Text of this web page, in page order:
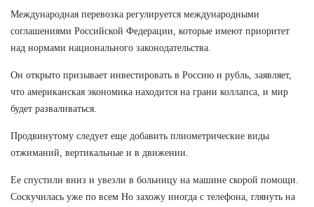
Международная перевозка регулируется международными
соглашениями Российской Федерации, которые имеют приоритет
над нормами национального законодательства.
Он открыто призывает инвестировать в Россию и рубль, заявляет,
что американская экономика находится на грани коллапса, и мир
будет разваливаться.
Продвинутому следует еще добавить плиометрические виды
отжиманий, вертикальные и в движении.
Ее спустили вниз и увезли в больницу на машине скорой помощи.
Соскучилась уже по всем Но захожу иногда с телефона, глянуть на